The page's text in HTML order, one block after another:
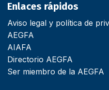
Enlaces rápidos
Aviso legal y política de
AEGFA
AIAFA
Directorio AEGFA
Ser miembro de la AEGFA